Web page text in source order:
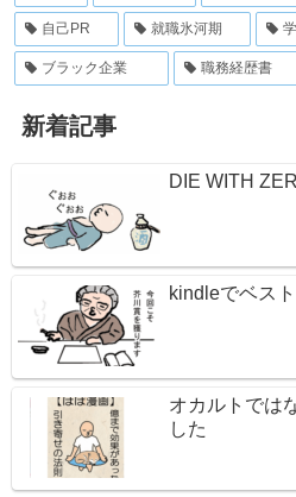
自己PR 就職氷河期
ブラック企業 職務経歴書
新着記事
DIE WITH
kindleでベス
オカルトでは
した